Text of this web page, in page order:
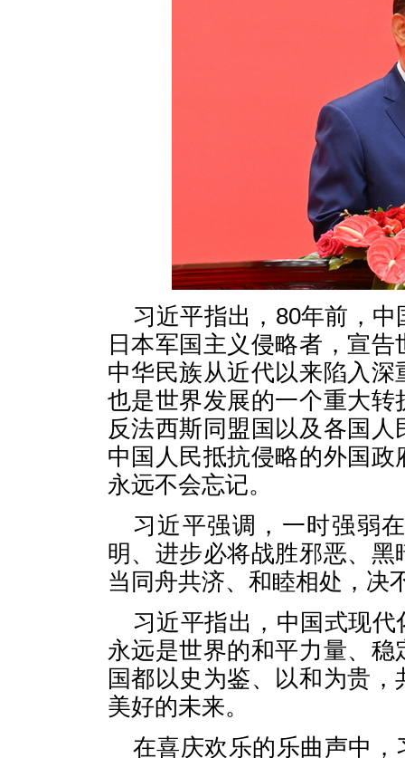
习近平指出，80年前，
日本军国主义侵略者，宣
中华民族从近代以来陷入
也是世界发展的一个重大
反法西斯同盟国以及各国
中国人民抵抗侵略的外国
永远不会忘记。
习近平强调，一时强弱
明、进步必将战胜邪恶、
当同舟共济、和睦相处，决
习近平指出，中国式现
永远是世界的和平力量、
国都以史为鉴、以和为贵
美好的未来。
在喜庆欢乐的乐曲声中